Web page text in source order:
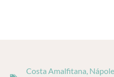
Costa Amalfitana,